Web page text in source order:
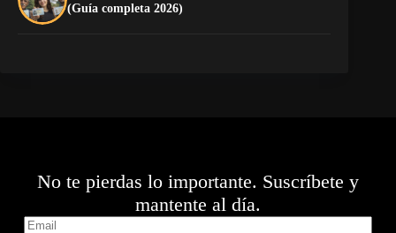
(Guía completa 2026)
No te pierdas lo importante. Suscríbete y
mantente al día.